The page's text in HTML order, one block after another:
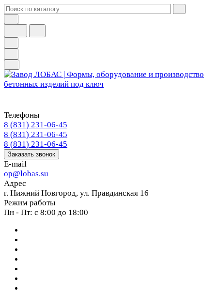
Телефоны
8 (831) 231-06-45
8 (831) 231-06-45
8 (831) 231-06-45
Заказать звонок
E-mail
op@lobas.su
Адрес
г. Нижний Новгород, ул. Правдинская 16
Режим работы
Пн - Пт: с 8:00 до 18:00